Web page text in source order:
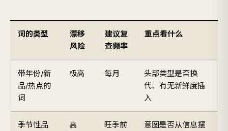
词的类型
漂移
风险
建议复
查频率
重点看什么
带年份/新
品/热点的
词
极高 每月
头部类型是否换
代、有无新鲜度插
入
季节性品
高
旺季前
意图是否从信息摆